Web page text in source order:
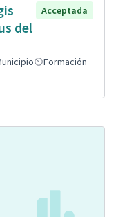
del
Acceptada
Formación